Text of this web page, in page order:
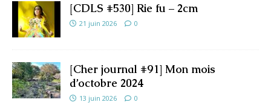
[CDLS #530] Rie fu – 2cm
21 juin 2026 0
[Cher journal #91] Mon mois
d’octobre 2024
13 juin 2026 0